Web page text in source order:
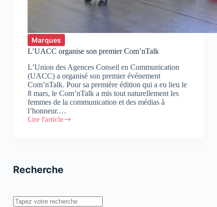
Marques
L’UACC organise son premier Com’nTalk
L’Union des Agences Conseil en Communication
(UACC) a organisé son premier événement
Com’nTalk. Pour sa première édition qui a eu lieu le
8 mars, le Com’nTalk a mis tout naturellement les
femmes de la communication et des médias à
l’honneur.…
Lire l'article
L’UACC
Recherche
Rechercher